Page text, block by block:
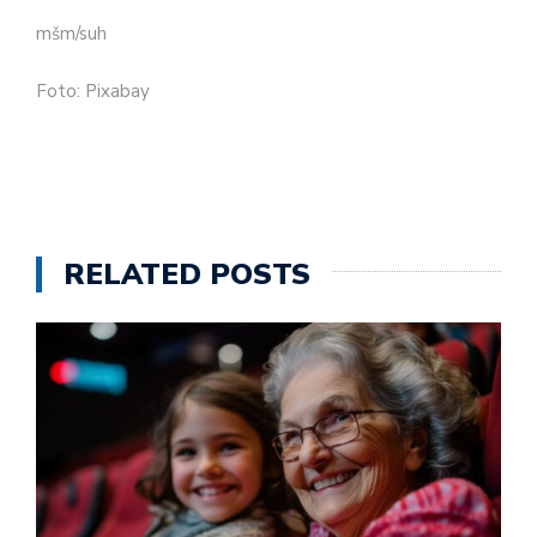
mšm/suh
Foto: Pixabay
RELATED POSTS